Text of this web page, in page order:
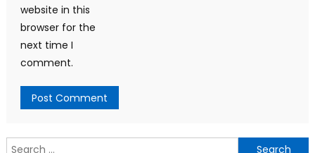
website in this
browser for the
next time I
comment.
Search